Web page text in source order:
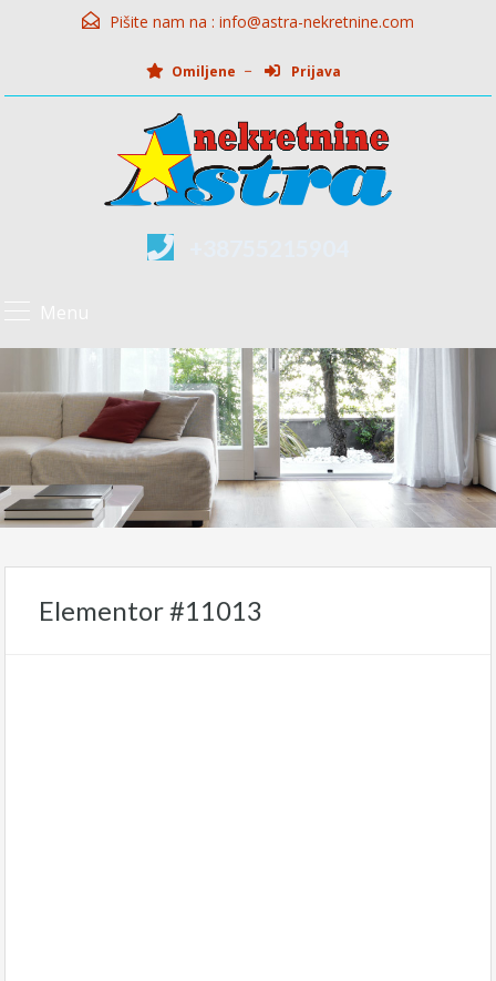
Pišite nam na : info@astra-nekretnine.com
Omiljene Prijava
Elementor #11013